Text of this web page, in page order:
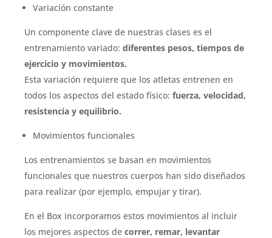
Variación constante
Un componente clave de nuestras clases es el
entrenamiento variado: diferentes pesos, tiempos de
ejercicio y movimientos.
Esta variación requiere que los atletas entrenen en
todos los aspectos del estado físico: fuerza, velocidad,
resistencia y equilibrio.
Movimientos funcionales
Los entrenamientos se basan en movimientos
funcionales que nuestros cuerpos han sido diseñados
para realizar (por ejemplo, empujar y tirar).
En el Box incorporamos estos movimientos al incluir
los mejores aspectos de correr, remar, levantar